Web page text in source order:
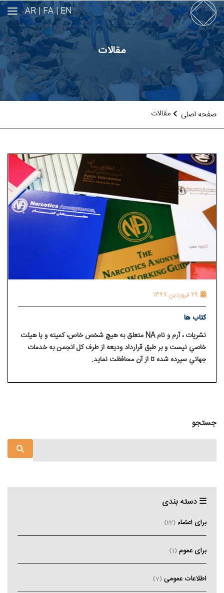
EN |
FA |
AR
مقالات
صفحه اصلی مقالات
29 فروردین 1397
کتاب ها
نشريات ، آرم و نام NA متعلق به هيچ شخص خاص، کميته و يا هيئت
خاصي نيست و بر طبق قرارداد وديعه از طرف کل انجمن به خدمات
جهاني سپرده شده تا از آن محافظت نمايد.
جستجو
دسته بندی
برای اعضاء (22)
برای عموم (1)
اطلاعات عمومی (7)